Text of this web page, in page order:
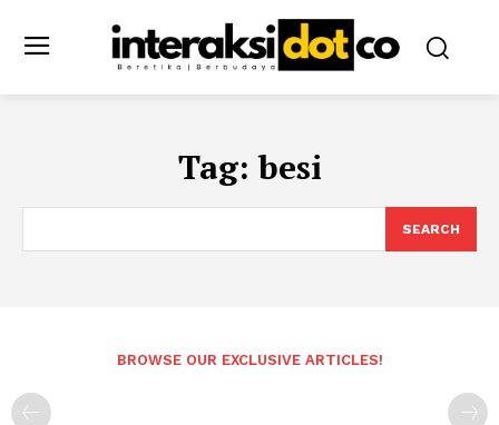
Tag:besi
SEARCH
BROWSE OUR EXCLUSIVE ARTICLES!